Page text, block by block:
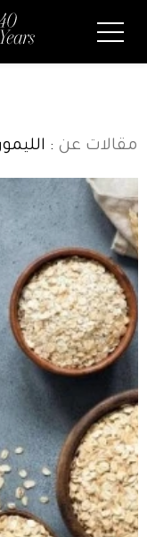
مقالات عن :